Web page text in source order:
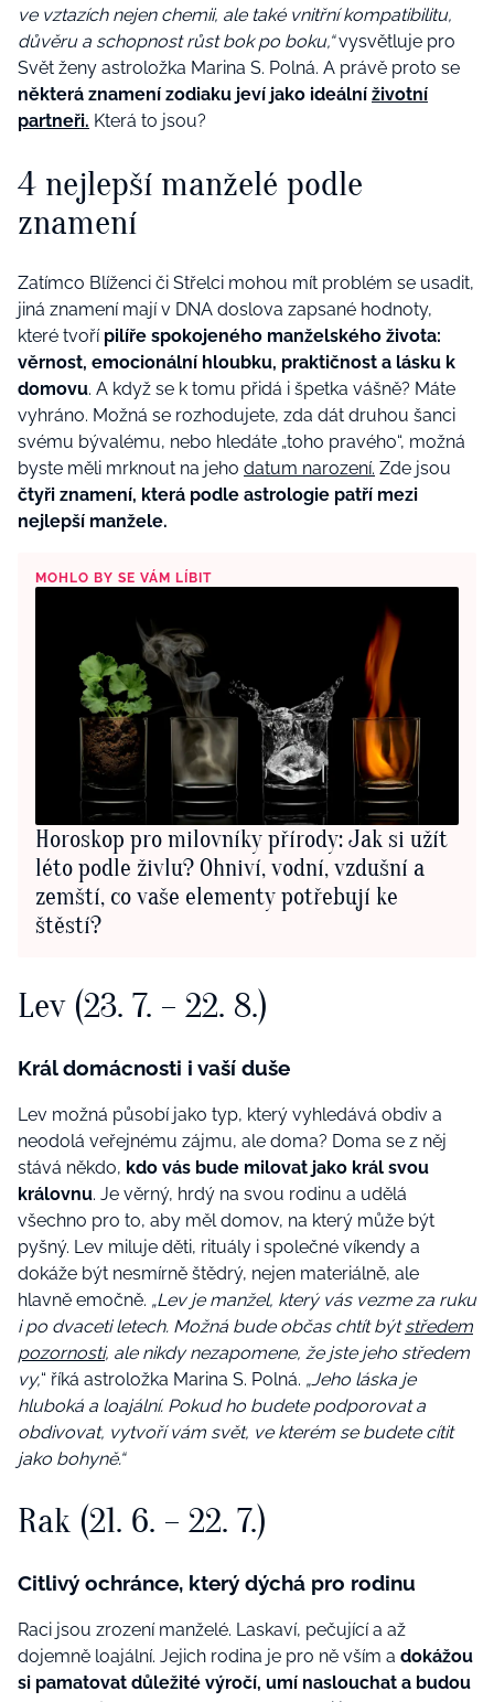
ve vztazích nejen chemii, ale také vnitřní kompatibilitu,
důvěru a schopnost růst bok po boku,“vysvětluje pro
Svět ženy astroložka Marina S. Polná. A právě proto se
některá znamení zodiaku jeví jako ideální životní
partneři. Která to jsou?
4 nejlepší manželé podle
znamení
Zatímco Blíženci či Střelci mohou mít problém se usadit,
jiná znamení mají v DNA doslova zapsané hodnoty,
které tvoří pilíře spokojeného manželského života:
věrnost, emocionální hloubku, praktičnost a lásku k
domovu. A když se k tomu přidá i špetka vášně? Máte
vyhráno. Možná se rozhodujete, zda dát druhou šanci
svému bývalému, nebo hledáte „toho pravého“, možná
byste měli mrknout na jeho datum narození. Zde jsou
čtyři znamení, která podle astrologie patří mezi
nejlepší manžele.
MOHLO BY SE VÁM LÍBIT
Horoskop pro milovníky přírody: Jak si užít
léto podle živlu? Ohniví, vodní, vzdušní a
zemští, co vaše elementy potřebují ke
štěstí?
Lev (23. 7. – 22. 8.)
Král domácnosti i vaší duše
Lev možná působí jako typ, který vyhledává obdiv a
neodolá veřejnému zájmu, ale doma? Doma se z něj
stává někdo, kdo vás bude milovat jako král svou
královnu. Je věrný, hrdý na svou rodinu a udělá
všechno pro to, aby měl domov, na který může být
pyšný. Lev miluje děti, rituály i společné víkendy a
dokáže být nesmírně štědrý, nejen materiálně, ale
hlavně emočně. „Lev je manžel, který vás vezme za ruku
i po dvaceti letech. Možná bude občas chtít býtstředem
pozornosti, ale nikdy nezapomene, že jste jeho středem
vy,“ říká astroložka Marina S. Polná. „Jeho láska je
hluboká a loajální. Pokud ho budete podporovat a
obdivovat, vytvoří vám svět, ve kterém se budete cítit
jako bohyně.“
Rak (21. 6. – 22. 7.)
Citlivý ochránce, který dýchá pro rodinu
Raci jsou zrození manželé. Laskaví, pečující a až
dojemně loajální. Jejich rodina je pro ně vším a dokážou
si pamatovat důležité výročí, umí naslouchat a budou